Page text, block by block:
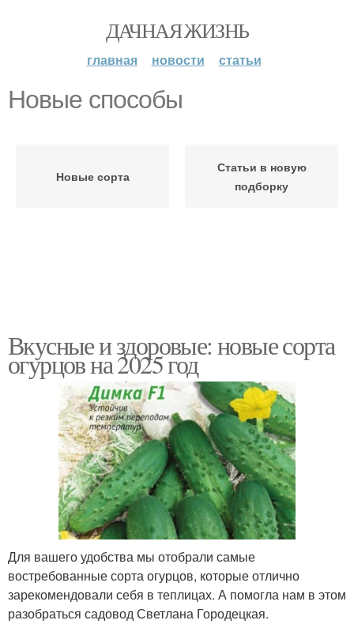
ДАЧНАЯ ЖИЗНЬ
главная новости статьи
Новые способы
Новые сорта
Статьи в новую
подборку
Вкусные и здоровые: новые сорта
огурцов на 2025 год
Для вашего удобства мы отобрали самые
востребованные сорта огурцов, которые отлично
зарекомендовали себя в теплицах. А помогла нам в этом
разобраться садовод Светлана Городецкая.